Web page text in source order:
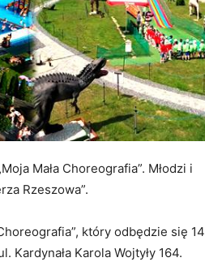
Mała Choreografia”. Młodzi i
Rzeszowa”.
który odbędzie się 14
Kardynała Karola Wojtyły 164.